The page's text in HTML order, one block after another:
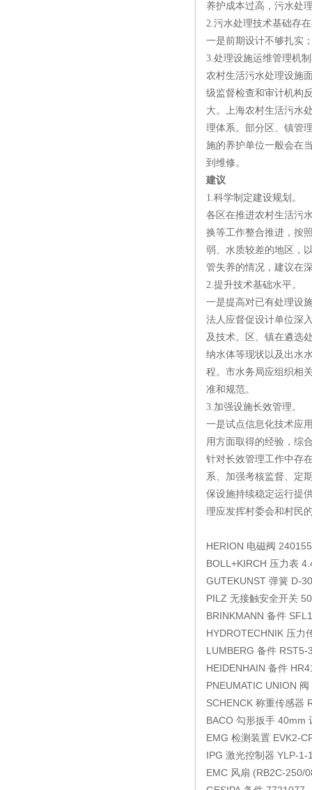
养护成本过高，污水处
2.污水处理技术基础存
一是前期设计不够扎实
3.处理设施运维管理机
农村生活污水处理设施
级监督检查和审计机构
大。上海农村生活污水
理体系。部分区、镇管
施的养护单位一般会在
到维修。
建议
1.科学制定建设规划。
各区在推进农村生活污
换等工作整合推进，按
弱、水质较差的地区，
管失养的情况，建议在
2.提升技术基础水平。
一是提高对已有处理设
法人应督促设计单位深
及技术。区、镇在遴选
纳水体等现状以及出水
程。市水务局应组织相
准和规范。
3.加强设施长效管理。
一是试点信息化技术应
用方面取得的经验，综
针对长效管理工作中存
系、加强考核监督、定
保设施持续稳定运行提
理应发挥村委会和村民
HERION 电磁阀
BOLL+KIRCH 压力表
GUTEKUNST 弹簧 D-
PILZ 无接触安全开关
BRINKMANN 备件
HYDROTECHNIK 压力
LUMBERG 备件 RST5-
HEIDENHAIN 备件
PNEUMATIC UNION 阀
SCHENCK 称重传感器
BACO 勾形扳手 40mm
EMG 检测装置 EVK2-
IPG 激光控制器 YLP-1-
EMC 风扇 (RB2C-250/